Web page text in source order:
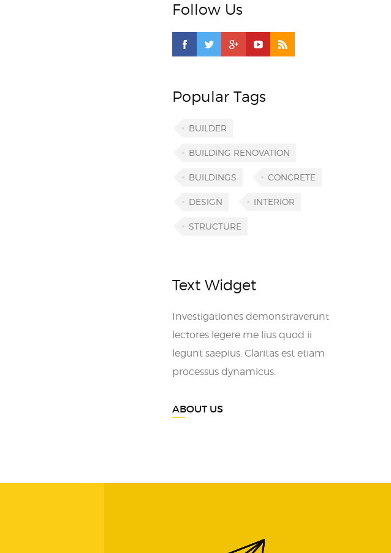
Follow Us
Popular Tags
BUILDER
BUILDING RENOVATION
BUILDINGS CONCRETE
DESIGN INTERIOR
STRUCTURE
Text Widget
Investigationes demonstraverunt
lectores legere me lius quod ii
legunt saepius. Claritas est etiam
processus dynamicus.
ABOUT US